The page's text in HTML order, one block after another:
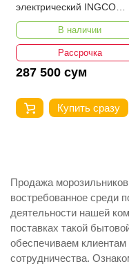
электрический INGCO
SPG3508 450 w
В наличии
Рассрочка
287 500 сум
Купить сразу
Продажа
востребованное среди
деятельности нашей
поставках такой
обеспечиваем
сотрудничества.